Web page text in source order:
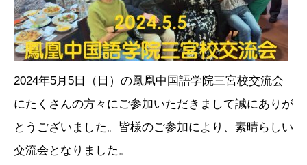
2024年5月5日（日）の鳳凰中国語学院三宮校交流会
にたくさんの方々にご参加いただきまして誠にありが
とうございました。皆様のご参加により、素晴らしい
交流会となりました。
ブログ